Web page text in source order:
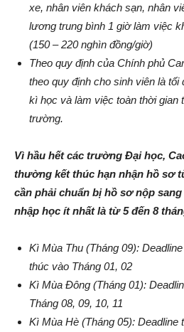
xe, nhân viên khách sạn, nhân
lương trung bình 1 giờ làm việc
(150 – 220 nghìn đồng/giờ)
Theo quy định của Chính phủ
theo quy định cho sinh viên là tối
kì học và làm việc toàn thời gian
trường.
Vì hầu hết các trường Đại học,
thường kết thúc hạn nhận hồ sơ
cần phải chuẩn bị hồ sơ nộp
nhập học ít nhất là từ 5 đến 8
Kì Mùa Thu (Tháng 09):
thúc vào Tháng 01, 02
Kì Mùa Đông (Tháng 01):
Tháng 08, 09, 10, 11
Kì Mùa Hè (Tháng 05): Deadline